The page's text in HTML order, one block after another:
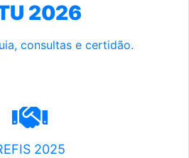
2026
consultas e certidão.
2025